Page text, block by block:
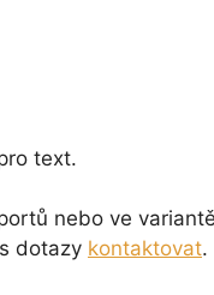
text.
nebo ve
dotazy kontaktovat.